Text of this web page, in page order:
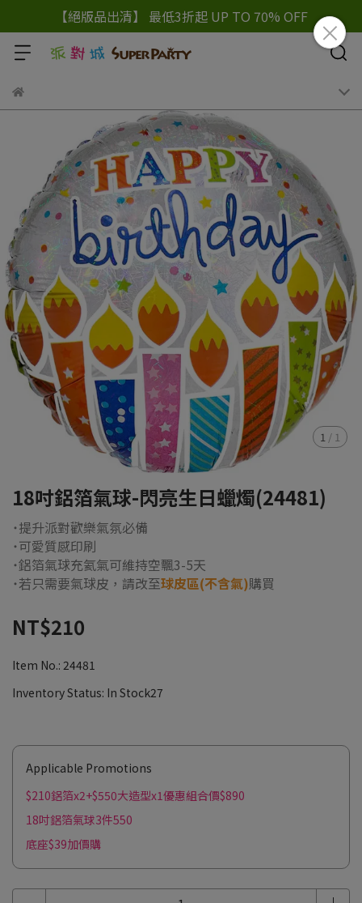
【絕版品出清】 最低3折起 UP TO 70% OFF
1 / 1
18吋鋁箔氣球-閃亮生日蠟燭(24481)
˙提升派對歡樂氣氛必備
˙可愛質感印刷
˙鋁箔氣球充氦氣可維持空飄3-5天
˙若只需要氣球皮，請改至球皮區(不含氣)購買
NT$210
Item No.: 24481
Inventory Status: In Stock27
Applicable Promotions
$210鋁箔x2+$550大造型x1優惠組合價$890
18吋鋁箔氣球3件550
底座$39加價購